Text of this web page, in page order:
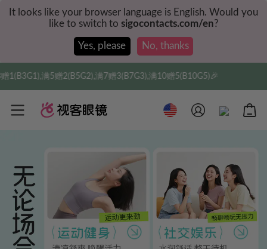
It looks like your browser language is English. Would you
like to switch to sigocontacts.com/en?
Yes, please No, thanks
满5赠2(B5G2),满7赠3(B7G3),满10赠5(B10G5)🎉